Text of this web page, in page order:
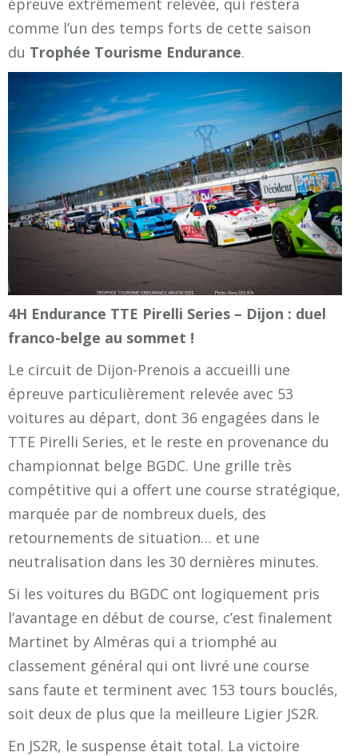
épreuve extrêmement relevée, qui restera
comme l’un des temps forts de cette saison
du Trophée Tourisme Endurance.
4H Endurance TTE Pirelli Series – Dijon : duel
franco-belge au sommet !
Le circuit de Dijon-Prenois a accueilli une
épreuve particulièrement relevée avec 53
voitures au départ, dont 36 engagées dans le
TTE Pirelli Series, et le reste en provenance du
championnat belge BGDC. Une grille très
compétitive qui a offert une course stratégique,
marquée par de nombreux duels, des
retournements de situation… et une
neutralisation dans les 30 dernières minutes.
Si les voitures du BGDC ont logiquement pris
l’avantage en début de course, c’est finalement
Martinet by Alméras qui a triomphé au
classement général qui ont livré une course
sans faute et terminent avec 153 tours bouclés,
soit deux de plus que la meilleure Ligier JS2R.
En JS2R, le suspense était total. La victoire